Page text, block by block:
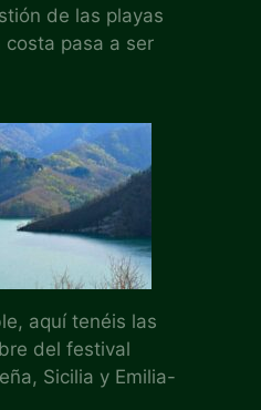
de las playas
costa pasa a ser
aquí tenéis las
del festival
Sicilia y Emilia-